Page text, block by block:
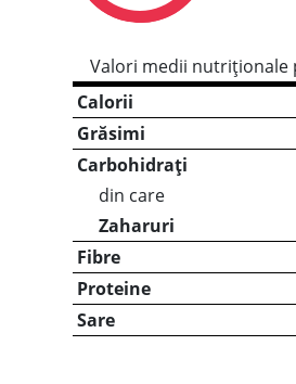
Valori medii nutriționale
Calorii
Grăsimi
Carbohidrați
din care
Zaharuri
Fibre
Proteine
Sare